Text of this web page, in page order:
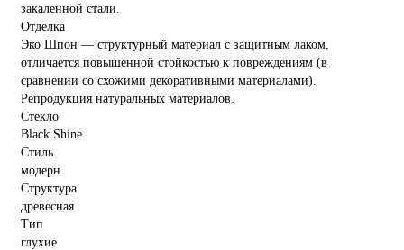
закаленной стали.
Отделка
Эко Шпон — структурный материал с защитным лаком,
отличается повышенной стойкостью к повреждениям (в
сравнении со схожими декоративными материалами).
Репродукция натуральных материалов.
Стекло
Black Shine
Стиль
модерн
Структура
древесная
Тип
глухие